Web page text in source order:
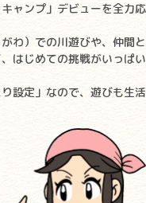
ャンプ」デビューを全力応
わ）での川遊びや、仲間と
はじめての挑戦がいっぱい
設定」なので、遊びも生活